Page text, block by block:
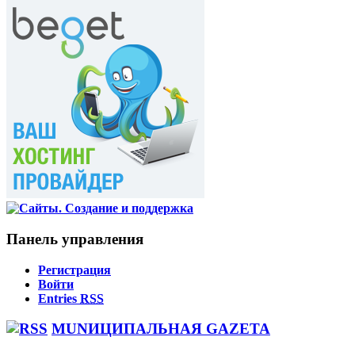
Панель управления
Регистрация
Войти
Entries RSS
MUNИЦИПАЛЬНАЯ GAZЕТА